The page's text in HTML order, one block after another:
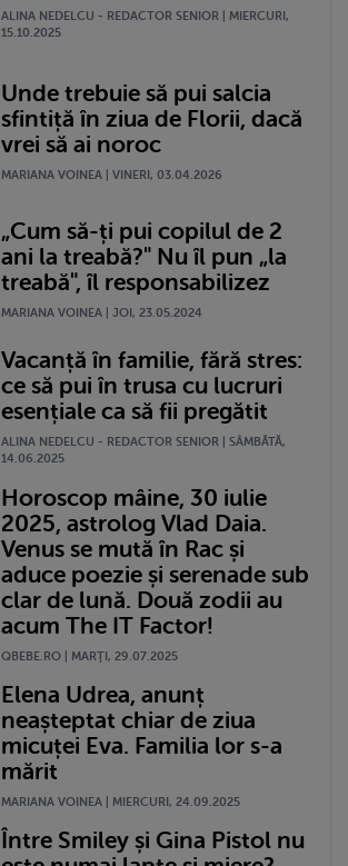
ALINA NEDELCU - REDACTOR SENIOR | MIERCURI,
15.10.2025
Unde trebuie să pui salcia
sfintiță în ziua de Florii, dacă
vrei să ai noroc
MARIANA VOINEA | VINERI, 03.04.2026
„Cum să-ți pui copilul de 2
ani la treabă?" Nu îl pun „la
treabă", îl responsabilizez
MARIANA VOINEA | JOI, 23.05.2024
Vacanță în familie, fără stres:
ce să pui în trusa cu lucruri
esențiale ca să fii pregătit
ALINA NEDELCU - REDACTOR SENIOR | SÂMBĂTĂ,
14.06.2025
Horoscop mâine, 30 iulie
2025, astrolog Vlad Daia.
Venus se mută în Rac și
aduce poezie și serenade sub
clar de lună. Două zodii au
acum The IT Factor!
QBEBE.RO | MARŢI, 29.07.2025
Elena Udrea, anunț
neașteptat chiar de ziua
micuței Eva. Familia lor s-a
mărit
MARIANA VOINEA | MIERCURI, 24.09.2025
Între Smiley și Gina Pistol nu